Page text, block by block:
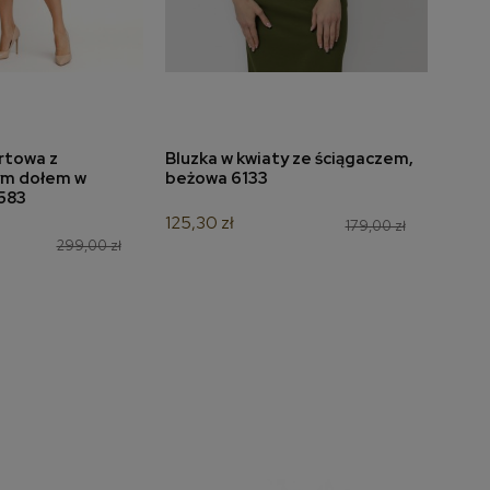
koszyka
z
dołem w
299,00 zł
dodaj do koszyka
Bluzka w kwiaty ze ściągaczem,
beżowa 6133
179,00 zł
125,30 zł